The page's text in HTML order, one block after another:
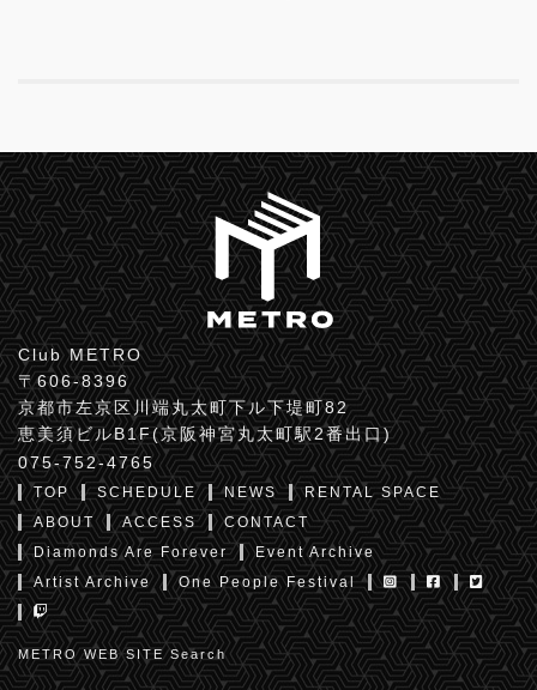
Club METRO
〒606-8396
京都市左京区川端丸太町下ル下堤町82
恵美須ビルB1F(京阪神宮丸太町駅2番出口)
075-752-4765
TOP SCHEDULE NEWS
RENTAL SPACE
ABOUT
ACCESS
CONTACT
Diamonds Are Forever
Event Archive
Artist Archive
One People Festival
METRO WEB SITE Search